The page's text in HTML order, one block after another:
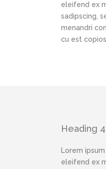
eleifend ex
sadipscing,
menandri
cu est
Heading 4
Lorem
eleifend ex